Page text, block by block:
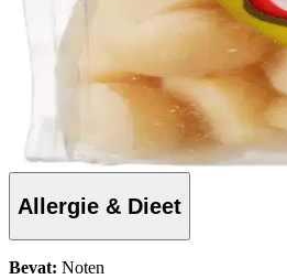
Allergie & Dieet
Bevat: Noten